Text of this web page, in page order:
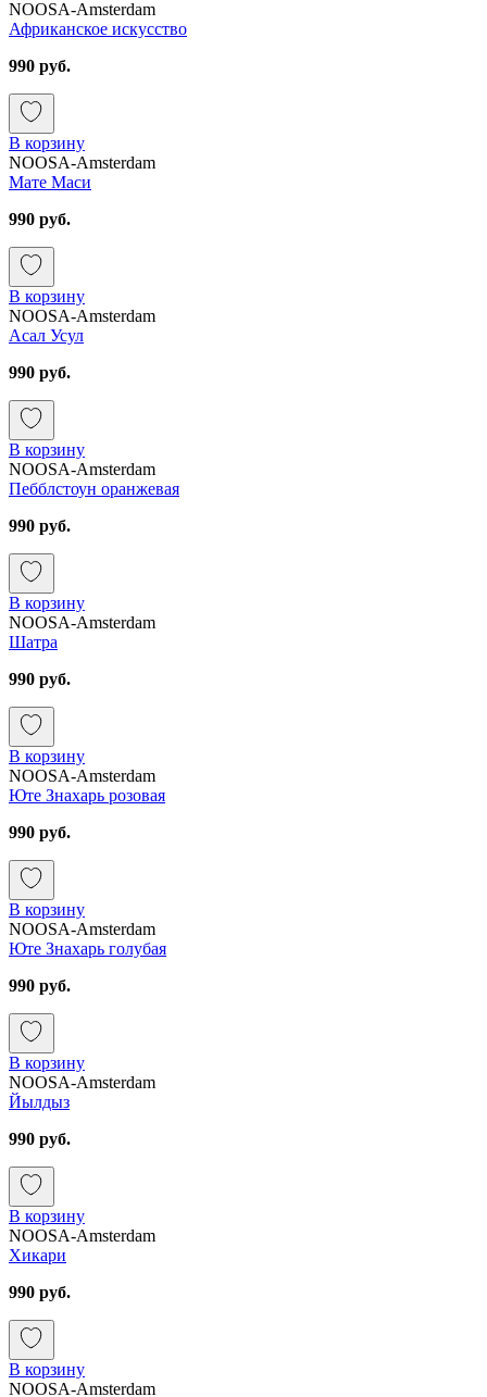
NOOSA-Amsterdam
Африканское искусство
990 руб.
В корзину
NOOSA-Amsterdam
Мате Маси
990 руб.
В корзину
NOOSA-Amsterdam
Асал Усул
990 руб.
В корзину
NOOSA-Amsterdam
Пебблстоун оранжевая
990 руб.
В корзину
NOOSA-Amsterdam
Шатра
990 руб.
В корзину
NOOSA-Amsterdam
Юте Знахарь розовая
990 руб.
В корзину
NOOSA-Amsterdam
Юте Знахарь голубая
990 руб.
В корзину
NOOSA-Amsterdam
Йылдыз
990 руб.
В корзину
NOOSA-Amsterdam
Хикари
990 руб.
В корзину
NOOSA-Amsterdam